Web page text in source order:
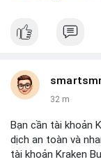
32 m
Bạn cần tài khoản
dịch an toàn và
tài khoản Kraken